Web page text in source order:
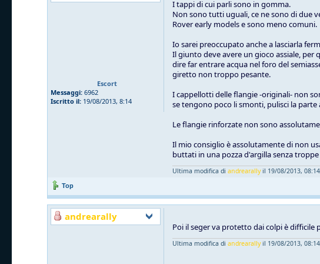
Escort
Messaggi: 6962
Iscritto il: 19/08/2013, 8:14
I tappi di cui parli sono in gomma.
Non sono tutti uguali, ce ne sono di due
Rover early models e sono meno comuni.
Io sarei preoccupato anche a lasciarla
Il giunto deve avere un gioco assiale, per
dire far entrare acqua nel foro del
giretto non troppo pesante.
I cappellotti delle flangie -originali- non
se tengono poco li smonti, pulisci la
Le flangie rinforzate non sono
Il mio consiglio è assolutamente di non
buttati in una pozza d'argilla senza
Ultima modifica di andrearallyil 19/08/2013,
Top
andrearally
Poi il seger va protetto dai colpi è difficile
Ultima modifica di andrearallyil 19/08/2013,